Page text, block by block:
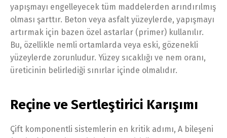
yapışmayı engelleyecek tüm maddelerden arındırılmış
olması şarttır. Beton veya asfalt yüzeylerde, yapışmayı
artırmak için bazen özel astarlar (primer) kullanılır.
Bu, özellikle nemli ortamlarda veya eski, gözenekli
yüzeylerde zorunludur. Yüzey sıcaklığı ve nem oranı,
üreticinin belirlediği sınırlar içinde olmalıdır.
Reçine ve Sertleştirici Karışımı
Çift komponentli sistemlerin en kritik adımı, A bileşeni